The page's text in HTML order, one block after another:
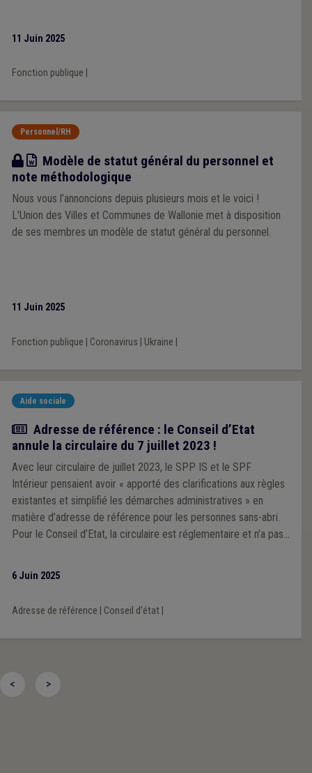
11 Juin 2025
Fonction publique
Personnel/RH
Modèle
Modèle de statut général du personnel et
note méthodologique
Nous vous l’annoncions depuis plusieurs mois et le voici !
L’Union des Villes et Communes de Wallonie met à disposition
de ses membres un modèle de statut général du personnel.
11 Juin 2025
Fonction publique Coronavirus Ukraine
Aide sociale
Actualité
Adresse de référence : le Conseil d’Etat
annule la circulaire du 7 juillet 2023 !
Avec leur circulaire de juillet 2023, le SPP IS et le SPF
Intérieur pensaient avoir « apporté des clarifications aux règles
existantes et simplifié les démarches administratives » en
matière d’adresse de référence pour les personnes sans-abri.
Pour le Conseil d’Etat, la circulaire est réglementaire et n’a pas
6 Juin 2025
Adresse de référence Conseil d'état|
< >